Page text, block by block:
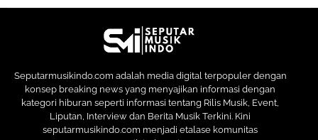
Seputarmusikindo.com adalah media digital terpopuler dengan
konsep breaking news yang menyajikan informasi dengan
kategori hiburan seperti informasi tentang Rilis Musik, Event,
Liputan, Interview dan Berita Musik Terkini. Kini
seputarmusikindo.com menjadi etalase komunitas